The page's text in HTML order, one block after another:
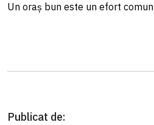
Un oraș bun este un efort comun
Publicat de: